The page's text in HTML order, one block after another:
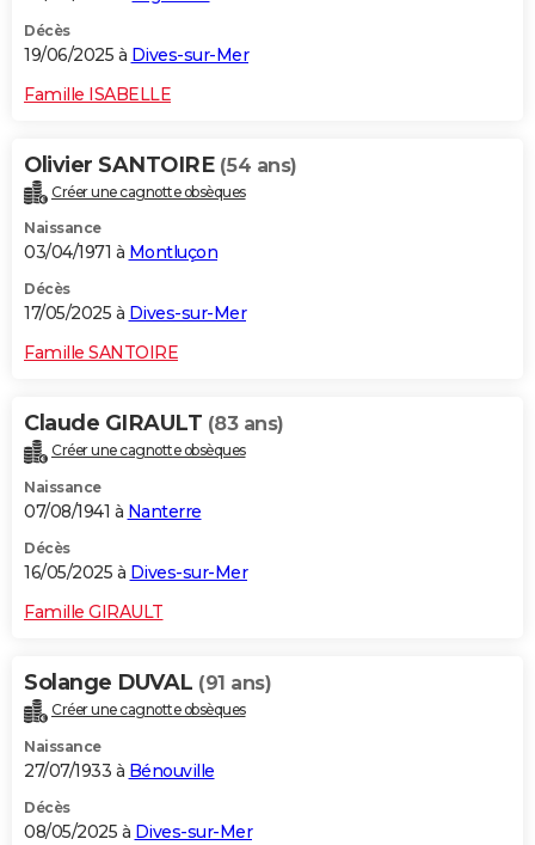
Décès
19/06/2025 à Dives-sur-Mer
Famille ISABELLE
Olivier SANTOIRE (54 ans)
Créer une cagnotte obsèques
Naissance
03/04/1971 à Montluçon
Décès
17/05/2025 à Dives-sur-Mer
Famille SANTOIRE
Claude GIRAULT (83 ans)
Créer une cagnotte obsèques
Naissance
07/08/1941 à Nanterre
Décès
16/05/2025 à Dives-sur-Mer
Famille GIRAULT
Solange DUVAL (91 ans)
Créer une cagnotte obsèques
Naissance
27/07/1933 à Bénouville
Décès
08/05/2025 à Dives-sur-Mer